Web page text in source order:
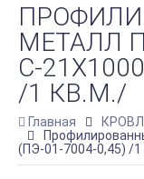
МЕТАЛЛ
С-
/1 КВ.М./
Главная
(ПЭ-01-7004-0,45) /1